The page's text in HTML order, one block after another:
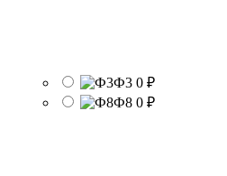
Ф3 0 ₽
Ф8 0 ₽